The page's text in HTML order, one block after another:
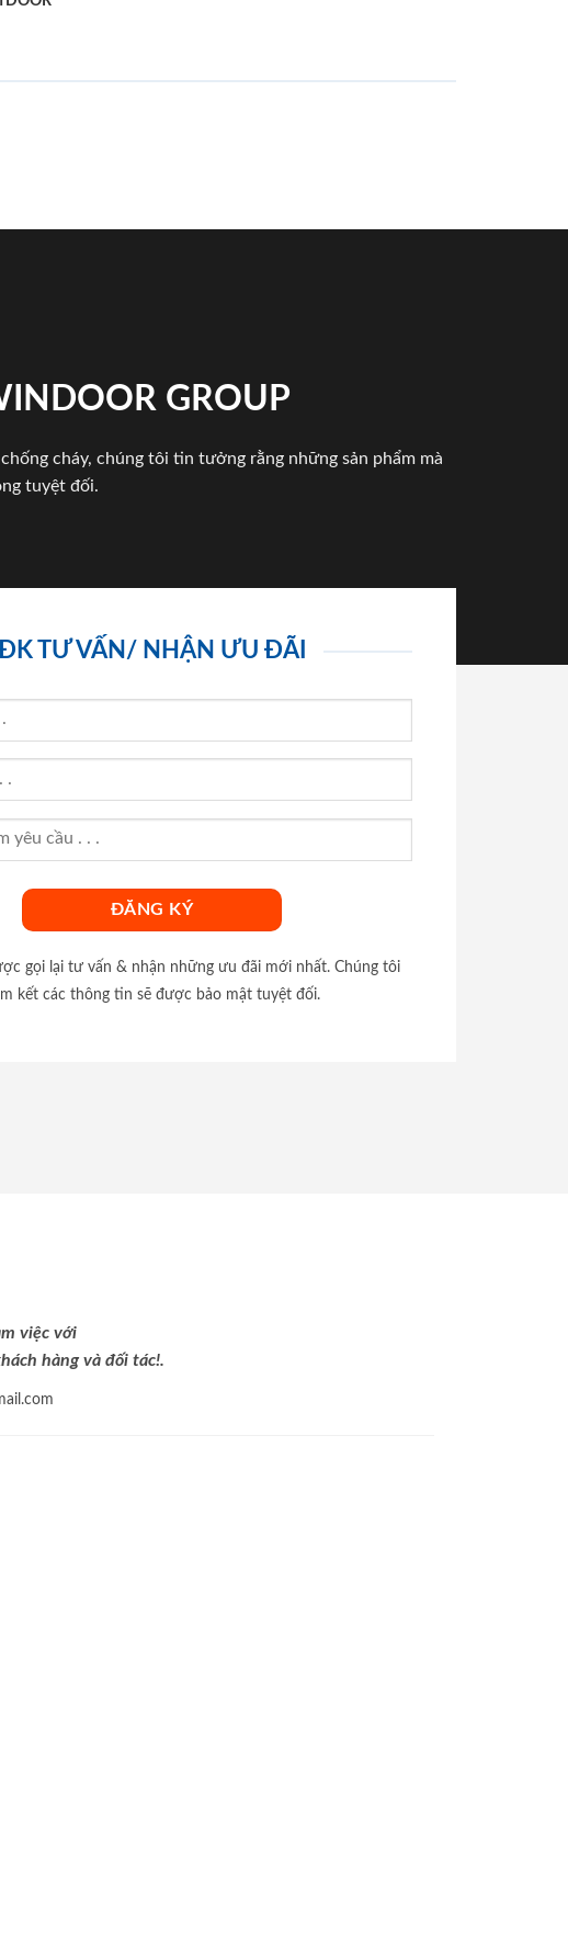
GROUP
cháy, chúng tôi tin tưởng rằng những sản phẩm mà
tuyệt đối.
TƯ VẤN/ NHẬN ƯU ĐÃI
gọi lại tư vấn & nhận những ưu đãi mới nhất. Chúng tôi
kết các thông tin sẽ được bảo mật tuyệt đối.
việc với
hàng và đối tác!.